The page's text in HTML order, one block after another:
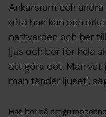
Ankarsrum och
ofta han kan och
nattvarden och ber
ljus och ber för hela
att göra det. Man vet
man tänder ljuset",
Han bor på ett